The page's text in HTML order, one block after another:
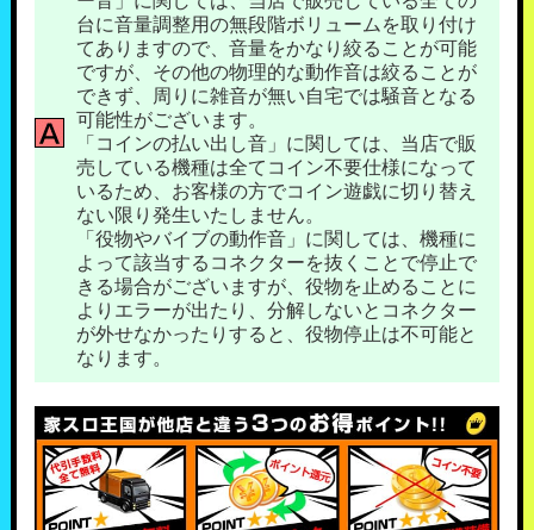
台に音量調整用の無段階ボリュームを取り付け
てありますので、音量をかなり絞ることが可能
ですが、その他の物理的な動作音は絞ることが
できず、周りに雑音が無い自宅では騒音となる
可能性がございます。
「コインの払い出し音」に関しては、当店で販
売している機種は全てコイン不要仕様になって
いるため、お客様の方でコイン遊戯に切り替え
ない限り発生いたしません。
「役物やバイブの動作音」に関しては、機種に
よって該当するコネクターを抜くことで停止で
きる場合がございますが、役物を止めることに
よりエラーが出たり、分解しないとコネクター
が外せなかったりすると、役物停止は不可能と
なります。